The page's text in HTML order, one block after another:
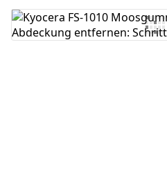
Kommentar hinzufügen